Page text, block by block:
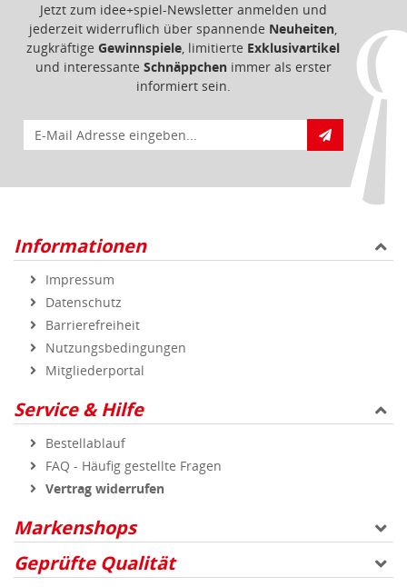
Jetzt zum idee+spiel-Newsletter anmelden und
jederzeit widerruflich über spannende Neuheiten,
zugkräftige Gewinnspiele, limitierte Exklusivartikel
und interessante Schnäppchenimmer als erster
informiert sein.
E-Mail für Newsletteranmeldung
Informationen
Impressum
Datenschutz
Barrierefreiheit
Nutzungsbedingungen
Mitgliederportal
Service & Hilfe
Bestellablauf
FAQ - Häufig gestellte Fragen
Vertrag widerrufen
Markenshops
Geprüfte Qualität